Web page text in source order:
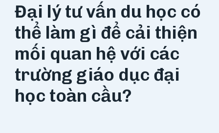
Đại lý tư vấn du học có
thể làm gì để cải thiện
mối quan hệ với các
trường giáo dục đại
học toàn cầu?